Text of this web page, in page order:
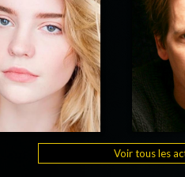
Voir tous les